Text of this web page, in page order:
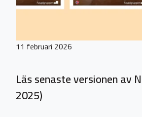
11 februari 2026
Läs senaste versionen av
2025)